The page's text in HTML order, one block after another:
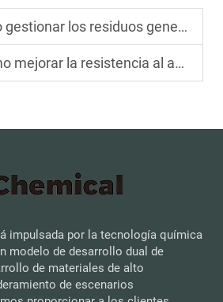
residuos generados durante la producción de acrilato de 2-etilhexilo?
al agua del adhesivo acrílico a base de agua sensible a la presión para entornos húmedos?
impulsada por la tecnología química
modelo de desarrollo dual de
de materiales de alto
de escenarios